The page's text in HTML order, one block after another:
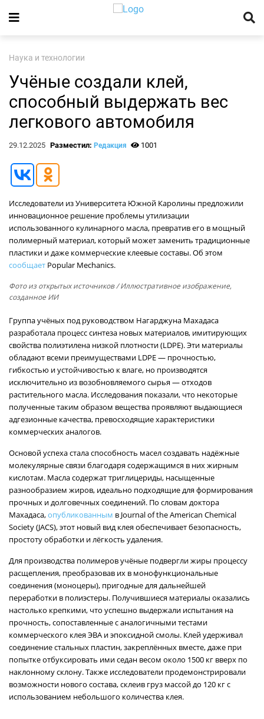
Наука и технологии
Учёные создали клей,
способный выдержать вес
легкового автомобиля
29.12.2025 Разместил: Редакция 1001
Исследователи из Университета Южной Каролины предложили
инновационное решение проблемы утилизации
использованного кулинарного масла, превратив его в мощный
полимерный материал, который может заменить традиционные
пластики и даже коммерческие клеевые составы. Об этом
сообщает Popular Mechanics.
Фото из открытых источников/ Иллюстративное изображение,
созданное ИИ
Группа учёных под руководством Нагарджуна Махадаса
разработала процесс синтеза новых материалов, имитирующих
свойства полиэтилена низкой плотности (LDPE). Эти материалы
обладают всеми преимуществами LDPE — прочностью,
гибкостью и устойчивостью к влаге, но производятся
исключительно из возобновляемого сырья — отходов
растительного масла. Исследования показали, что некоторые
полученные таким образом вещества проявляют выдающиеся
адгезионные качества, превосходящие характеристики
коммерческих аналогов.
Основой успеха стала способность масел создавать надёжные
молекулярные связи благодаря содержащимся в них жирным
кислотам. Масла содержат триглицериды, насыщенные
разнообразием жиров, идеально подходящие для формирования
прочных и долговечных соединений. По словам доктора
Махадаса,опубликованным в Journal of the American Chemical
Society (JACS), этот новый вид клея обеспечивает безопасность,
простоту обработки и лёгкость удаления.
Для производства полимеров учёные подвергли жиры процессу
расщепления, преобразовав их в монофункциональные
соединения (моноцеры), пригодные для дальнейшей
переработки в полиэстеры. Получившиеся материалы оказались
настолько крепкими, что успешно выдержали испытания на
прочность, сопоставленные с аналогичными тестами
коммерческого клея ЭВА и эпоксидной смолы. Клей удерживал
соединение стальных пластин, закреплённых вместе, даже при
попытке отбуксировать ими седан весом около 1500 кг вверх по
наклонному склону. Также исследователи продемонстрировали
возможности нового состава, склеив груз массой до 120 кг с
использованием небольшого количества клея.